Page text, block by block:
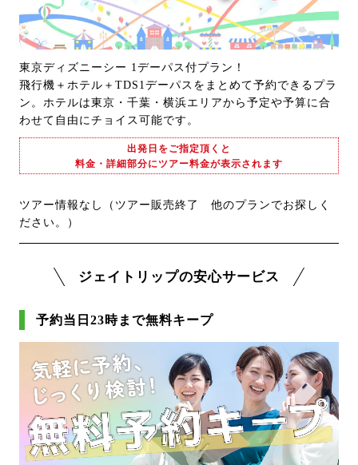
東京ディズニーシー 1デーパス付プラン！
飛行機＋ホテル＋TDS1デーパスをまとめて予約できるプラ
ン。ホテルは東京・千葉・横浜エリアから予定や予算に合
わせて自由にチョイス可能です。
出発日をご指定頂くと
料金・詳細部分にツアー料金が表示されます
ツアー情報なし（ツアー販売終了 他のプランでお探しく
ださい。）
ジェイトリップの安心サービス
予約当日23時まで無料キープ